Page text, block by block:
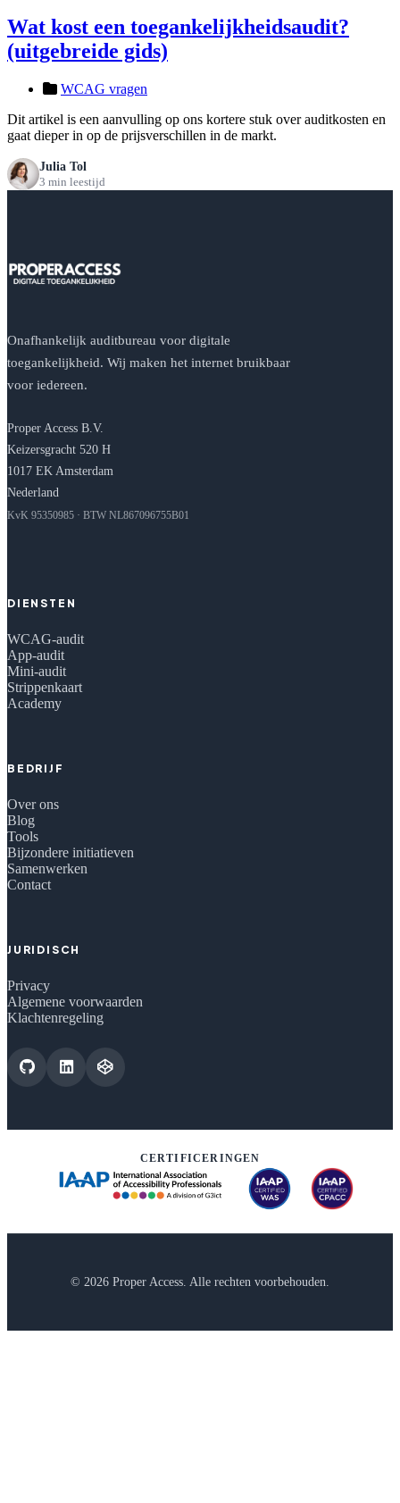
Wat kost een toegankelijkheidsaudit?
(uitgebreide gids)
WCAG vragen
Dit artikel is een aanvulling op ons kortere stuk over auditkosten en
gaat dieper in op de prijsverschillen in de markt.
Julia Tol
3 min leestijd
Onafhankelijk auditbureau voor digitale
toegankelijkheid. Wij maken het internet bruikbaar
voor iedereen.
Proper Access B.V.
Keizersgracht 520 H
1017 EK Amsterdam
Nederland
KvK 95350985 · BTW NL867096755B01
DIENSTEN
WCAG-audit
App-audit
Mini-audit
Strippenkaart
Academy
BEDRIJF
Over ons
Blog
Tools
Bijzondere initiatieven
Samenwerken
Contact
JURIDISCH
Privacy
Algemene voorwaarden
Klachtenregeling
CERTIFICERINGEN
© 2026 Proper Access. Alle rechten voorbehouden.